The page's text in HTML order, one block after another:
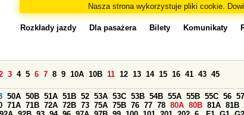
Nasza strona wykorzystuje pliki cookie.
Rozkłady jazdy Dla pasażera Bilety Komunikaty
3 4 5 6 7 8 9 10A 10B 11 12 13 14 15 16 41 43 45
50A 50B 51A 51B 52 53A 53C 53B 54B 55A 55B 55C 56 57
71A 71B 72A 72B 73 75A 75B 76 77 78 80A 80B 81A 81B